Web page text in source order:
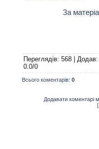
За
Переглядів: 568 | Додав
0.0/0
Всього коментарів: 0
Додавати коментарі